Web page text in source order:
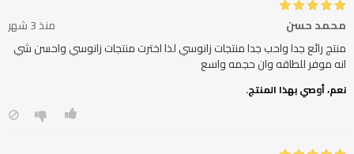
محمد حسن
منذ 3 شهر
منتج رائع جدا واحب جدا منتجات زانوسي لذا اخترت منتجات زانوسي واحسن شي
انه موفر للطاقه وان حجمه واسع
نعم، أوصي بهذا المنتج.